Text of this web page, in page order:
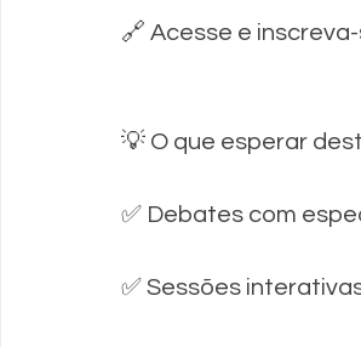
🔗 Acesse e
💡 O que esperar
✅ Debates com
✅ Sessões